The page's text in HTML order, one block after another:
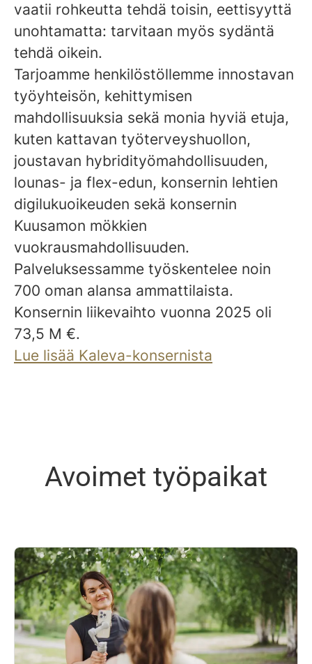
vaatii rohkeutta tehdä toisin, eettisyyttä
unohtamatta: tarvitaan myös sydäntä
tehdä oikein.
Tarjoamme henkilöstöllemme innostavan
työyhteisön, kehittymisen
mahdollisuuksia sekä monia hyviä etuja,
kuten kattavan työterveyshuollon,
joustavan hybridityömahdollisuuden,
lounas- ja flex-edun, konsernin lehtien
digilukuoikeuden sekä konsernin
Kuusamon mökkien
vuokrausmahdollisuuden.
Palveluksessamme työskentelee noin
700 oman alansa ammattilaista.
Konsernin liikevaihto vuonna 2025 oli
73,5 M €.
Lue lisää Kaleva-konsernista
Avoimet työpaikat